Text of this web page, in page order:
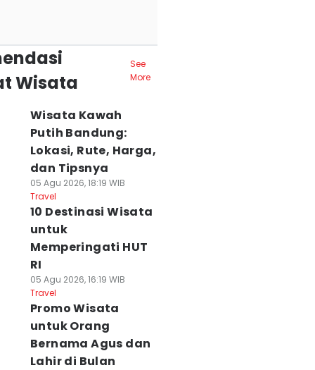
Wisata
See
More
Wisata Kawah
Putih Bandung:
Lokasi, Rute, Harga,
dan Tipsnya
05 Agu 2026, 18:19 WIB
Travel
10 Destinasi Wisata
untuk
Memperingati HUT
RI
05 Agu 2026, 16:19 WIB
Travel
Promo Wisata
untuk Orang
Bernama Agus dan
Lahir di Bulan